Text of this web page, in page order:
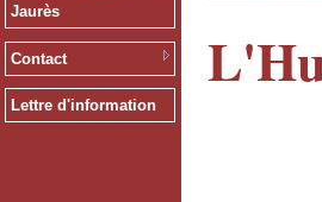
Jaurès
Contact
Lettre d'information